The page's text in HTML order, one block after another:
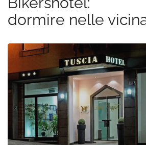
dormire nelle